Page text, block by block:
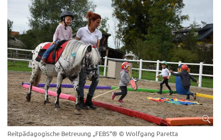
Reitpädagogische Betreuung „FEBS“® © Wolfgang Paretta